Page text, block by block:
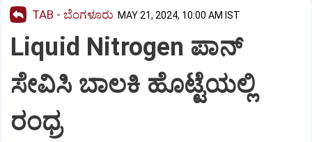
TAB - ಬೆಂಗಳೂರು MAY 21, 2024, 10:00 AM IST
Liquid Nitrogen ಪಾನ್‌
ಸೇವಿಸಿ ಬಾಲಕಿ ಹೊಟ್ಟೆಯಲ್ಲಿ
ರಂಧ್ರ